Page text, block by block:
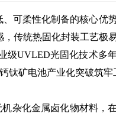
可柔性化制备的核心优
传统热固化封装工艺极
级UVLED光固化技术多
矿电池产业化突破筑牢
杂化金属卤化物材料，